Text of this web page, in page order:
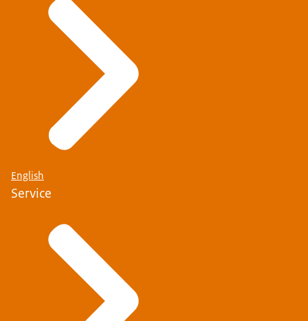
English
Service